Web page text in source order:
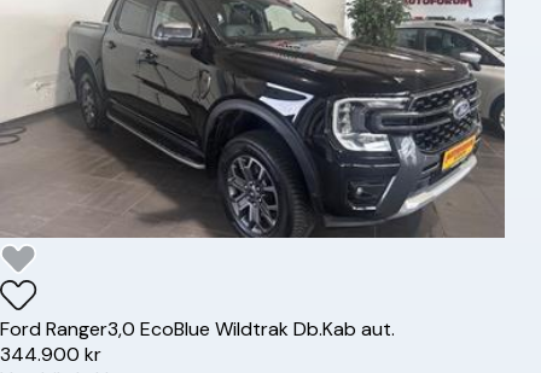
FordRanger3,0 EcoBlue Wildtrak Db.Kab aut.
344.900 kr